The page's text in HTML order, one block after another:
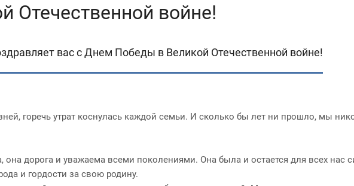
войне!
вас с Днем Победы в Великой Отечественной войне!
горечь утрат коснулась каждой семьи. И сколько бы лет ни прошло, мы
она дорога и уважаема всеми поколениями. Она была и остается для всех
и гордости за свою родину.